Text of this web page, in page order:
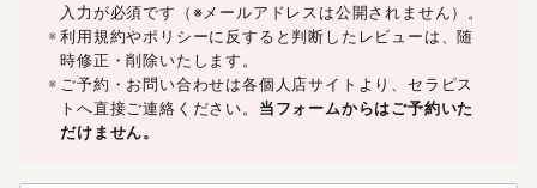
入力が必須です（※メールアドレスは公開されません）。
利用規約やポリシーに反すると判断したレビューは、随
時修正・削除いたします。
ご予約・お問い合わせは各個人店サイトより、セラピス
トへ直接ご連絡ください。 当フォームからはご予約いた
だけません。